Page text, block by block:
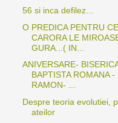
56 si inca defilez...
O PREDICA PENTRU
CARORA LE
GURA...( IN...
ANIVERSARE-
BAPTISTA ROMANA -
RAMON- ...
Despre teoria evolutiei,
ateilor